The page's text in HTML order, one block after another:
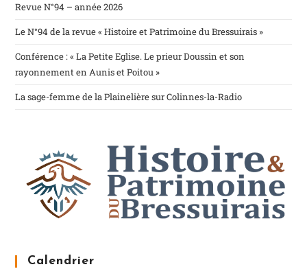
Revue N°94 – année 2026
Le N°94 de la revue « Histoire et Patrimoine du Bressuirais »
Conférence : « La Petite Eglise. Le prieur Doussin et son
rayonnement en Aunis et Poitou »
La sage-femme de la Plainelière sur Colinnes-la-Radio
Calendrier